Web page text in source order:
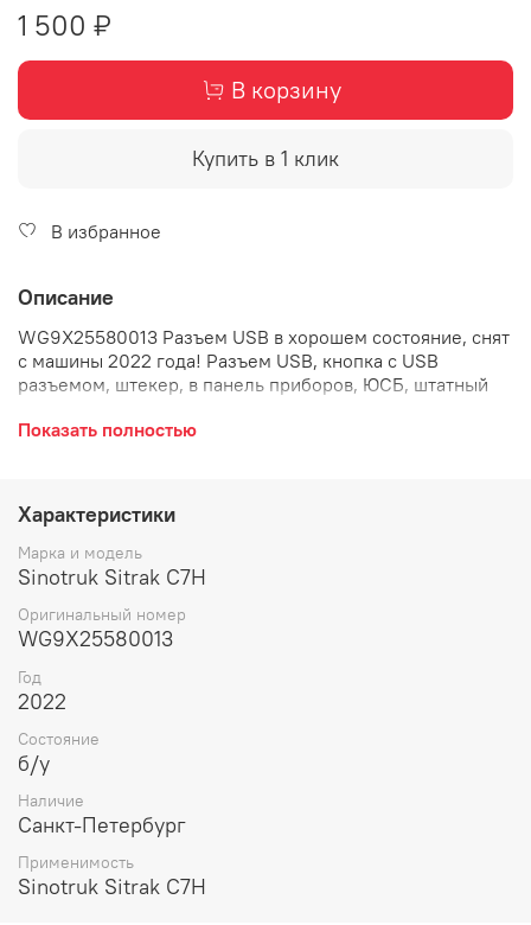
1 500 ₽
В корзину
Купить в 1 клик
В избранное
Описание
WG9X25580013 Разъем USB в хорошем состояние, снят
с машины 2022 года! Разъем USB, кнопка с USB
разъемом, штекер, в панель приборов, ЮСБ, штатный
Показать полностью
Характеристики
Марка и модель
Sinotruk Sitrak C7H
Оригинальный номер
WG9X25580013
Год
2022
Состояние
б/у
Наличие
Санкт-Петербург
Применимость
Sinotruk Sitrak C7H